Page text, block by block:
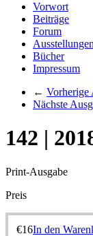
Vorwort
Beiträge
Forum
Ausstellungen
Bücher
Impressum
← Vorherige
Nächste
142 |
Print-Ausgabe
Preis
€16In den